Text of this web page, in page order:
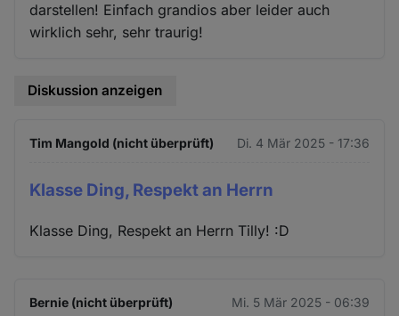
darstellen! Einfach grandios aber leider auch
wirklich sehr, sehr traurig!
Diskussion anzeigen
Tim Mangold (nicht überprüft) Di. 4 Mär 2025 - 17:36
Klasse Ding, Respekt an Herrn
Klasse Ding, Respekt an Herrn Tilly! :D
Bernie (nicht überprüft) Mi. 5 Mär 2025 - 06:39